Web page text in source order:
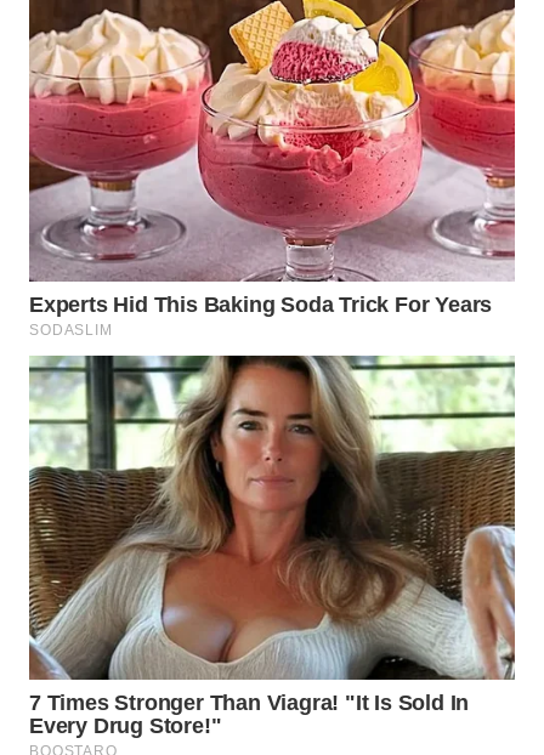
WN
BOGOR
WN
DEPOK
WN
TAPANULI
UTARA
WN
SAMOSIR
WN
PADANG
LAWAS
WN
SUMEDANG
WN
CIANJUR
WN